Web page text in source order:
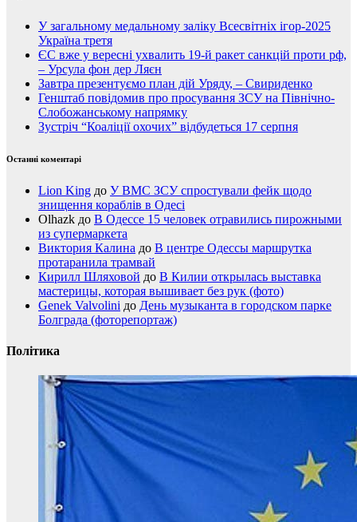
У загальному медальному заліку Всесвітніх ігор-2025
Україна третя
ЄС вже у вересні ухвалить 19-й ракет санкцій проти рф,
– Урсула фон дер Ляєн
Завтра презентуємо план дій Уряду, – Свириденко
Генштаб повідомив про просування ЗСУ на Північно-
Слобожанському напрямку
Зустріч “Коаліції охочих” відбудеться 17 серпня
Останні коментарі
Lion King до У ВМС ЗСУ спростували фейк щодо
знищення кораблів в Одесі
Olhazk до В Одессе 15 человек отравились пирожными
из супермаркета
Виктория Калина до В центре Одессы маршрутка
протаранила трамвай
Кирилл Шляховой до В Килии открылась выставка
мастерицы, которая вышивает без рук (фото)
Genek Valvolini до День музыканта в городском парке
Болграда (фоторепортаж)
Політика